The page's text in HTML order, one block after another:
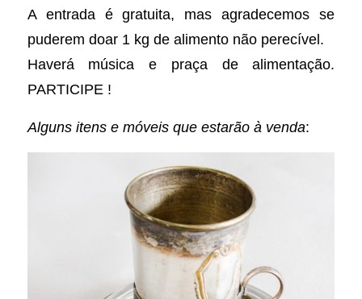
A entrada é gratuita, mas agradecemos se
puderem doar 1 kg de alimento não perecível.
Haverá música e praça de alimentação.
PARTICIPE !
Alguns itens e móveis que estarão à venda: